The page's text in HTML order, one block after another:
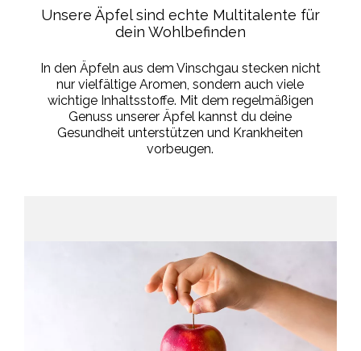
Unsere Äpfel sind echte Multitalente für
dein Wohlbefinden
In den Äpfeln aus dem Vinschgau stecken nicht
nur vielfältige Aromen, sondern auch viele
wichtige Inhaltsstoffe. Mit dem regelmäßigen
Genuss unserer Äpfel kannst du deine
Gesundheit unterstützen und Krankheiten
vorbeugen.